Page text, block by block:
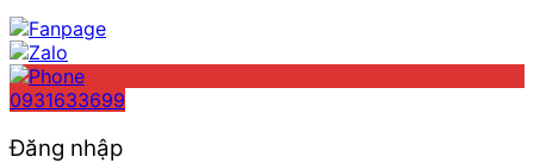
0931633699
Đăng nhập